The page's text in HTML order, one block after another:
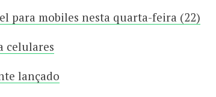
para mobiles nesta quarta-feira (22)
celulares
lançado